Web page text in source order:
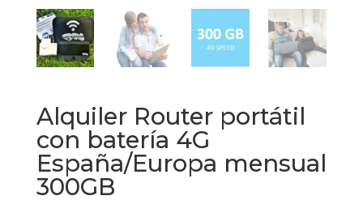
Alquiler Router portátil
con batería 4G
España/Europa mensual
300GB